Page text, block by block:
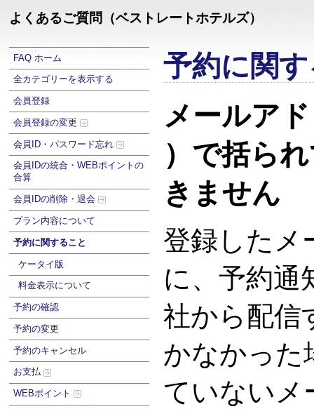
よくあるご質問（ベストレートホテルズ）
FAQ ホーム
全カテゴリーを表示する
会員登録
会員登録の変更
会員ID・パスワード忘れ
会員IDの統合・WEBポイントの
合算
会員IDの削除・退会
プラン内容について
予約に関すること
ケータイ版
料金表示について
予約の確認
予約の変更
予約のキャンセル
お支払
WEBポイント
予約に関
メールア
）で括ら
きません
登録したメ
に、予約通
社から配信
かなかった
ていないメ